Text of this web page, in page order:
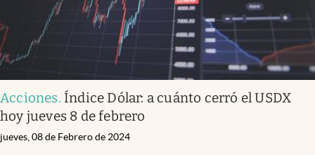
Acciones. Índice Dólar: a cuánto cerró el USDX
hoy jueves 8 de febrero
jueves, 08 de Febrero de 2024